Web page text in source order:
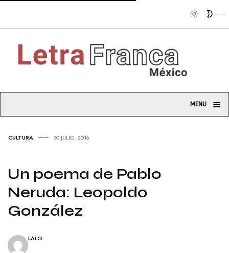
MENU ≡
CULTURA 30 JULIO, 2016
Un poema de Pablo
Neruda: Leopoldo
González
LALO